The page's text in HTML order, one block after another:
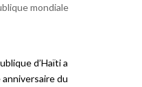
mondiale
d’Haïti a
du